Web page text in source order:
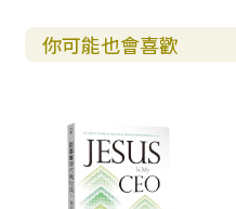
你可能也會喜歡